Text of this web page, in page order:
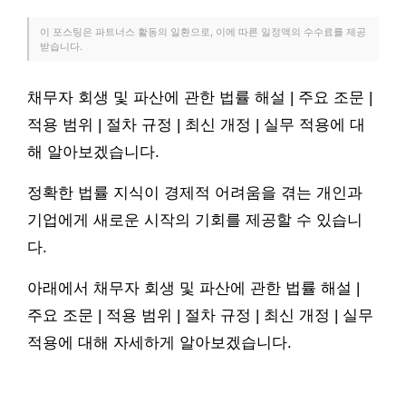
이 포스팅은 파트너스 활동의 일환으로, 이에 따른 일정액의 수수료를 제공
받습니다.
채무자 회생 및 파산에 관한 법률 해설 | 주요 조문 |
적용 범위 | 절차 규정 | 최신 개정 | 실무 적용에 대
해 알아보겠습니다.
정확한 법률 지식이 경제적 어려움을 겪는 개인과
기업에게 새로운 시작의 기회를 제공할 수 있습니
다.
아래에서 채무자 회생 및 파산에 관한 법률 해설 |
주요 조문 | 적용 범위 | 절차 규정 | 최신 개정 | 실무
적용에 대해 자세하게 알아보겠습니다.